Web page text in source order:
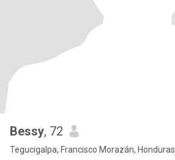
Bessy, 72
Tegucigalpa, Francisco Morazán, Honduras